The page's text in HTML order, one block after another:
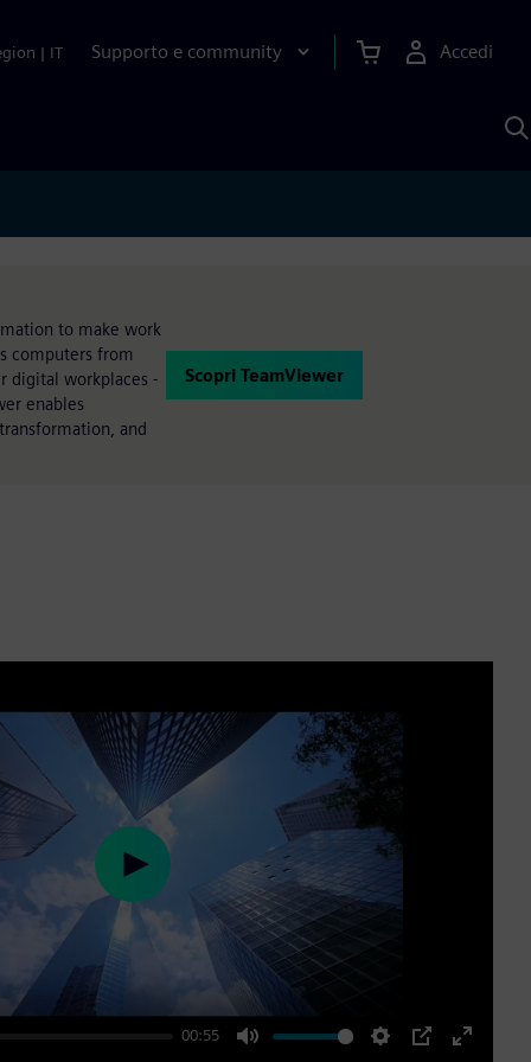
| IT Supporto e community Accedi
to make work
computers from
digital workplaces -
enables
and
Scopri TeamViewer
00:55
Play